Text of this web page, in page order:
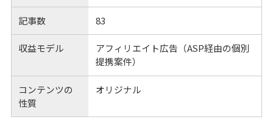
記事数 83
収益モデル
アフィリエイト広告（ASP経由の個別
提携案件）
コンテンツの
性質
オリジナル